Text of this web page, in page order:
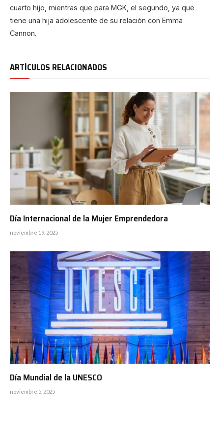
cuarto hijo, mientras que para MGK, el segundo, ya que
tiene una hija adolescente de su relación con Emma
Cannon.
ARTÍCULOS RELACIONADOS
Día Internacional de la Mujer Emprendedora
noviembre 19, 2025
Día Mundial de la UNESCO
noviembre 5, 2025